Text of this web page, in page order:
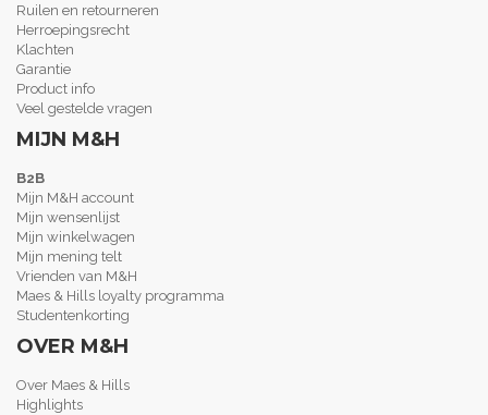
Ruilen en retourneren
Herroepingsrecht
Klachten
Garantie
Product info
Veel gestelde vragen
MIJN M&H
B2B
Mijn M&H account
Mijn wensenlijst
Mijn winkelwagen
Mijn mening telt
Vrienden van M&H
Maes & Hills loyalty programma
Studentenkorting
OVER M&H
Over Maes & Hills
Highlights